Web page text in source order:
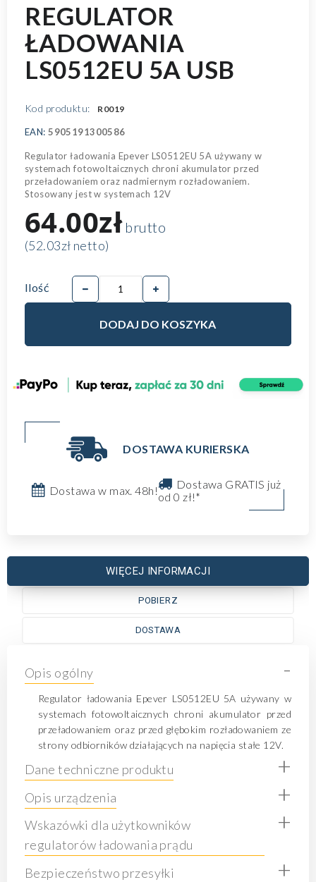
REGULATOR
ŁADOWANIA
LS0512EU 5A USB
Kod produktu: R0019
EAN: 5905191300586
Regulator ładowania Epever LS0512EU 5A używany w
systemach fotowoltaicznych chroni akumulator przed
przeładowaniem oraz nadmiernym rozładowaniem.
Stosowany jest w systemach 12V
64.00złbrutto
(52.03zł netto)
Ilość
DODAJ DO KOSZYKA
DOSTAWA KURIERSKA
Dostawa w max. 48h!
Dostawa GRATIS już
od 0 zł!*
WIĘCEJ INFORMACJI
POBIERZ
DOSTAWA
Opis ogólny -
Regulator ładowania Epever LS0512EU 5A używany w
systemach fotowoltaicznych chroni akumulator przed
przeładowaniem oraz przed głębokim rozładowaniem ze
strony odbiorników działających na napięcia stałe 12V.
Dane techniczne produktu +
Opis urządzenia +
Wskazówki dla użytkowników
regulatorów ładowania prądu
+
Bezpieczeństwo przesyłki +